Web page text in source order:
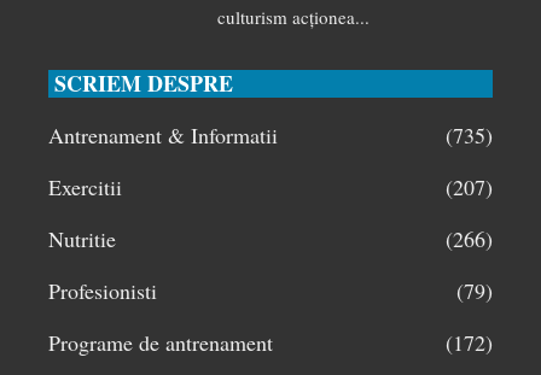
culturism acționea...
SCRIEM DESPRE
Antrenament & Informatii
(735)
Exercitii
(207)
Nutritie
(266)
Profesionisti
(79)
Programe de antrenament
(172)